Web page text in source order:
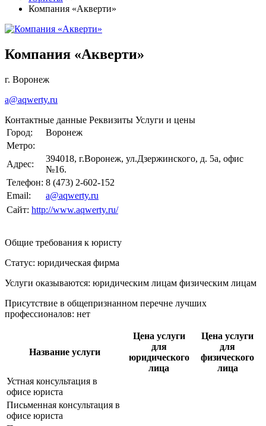
Компания «Акверти»
Компания «Акверти»
г. Воронеж
a@aqwerty.ru
Контактные данные Реквизиты Услуги и цены
Город:
Воронеж
Метро:
Адрес:
394018, г.Воронеж, ул.Дзержинского, д. 5а, офис
№16.
Телефон: 8 (473) 2-602-152
Email:
a@aqwerty.ru
Сайт: http://www.aqwerty.ru/
Общие требования к юристу
Статус: юридическая фирма
Услуги оказываются: юридическим лицам физическим лицам
Присутствие в общепризнанном перечне лучших
профессионалов: нет
Название услуги
Цена услуги
для
юридического
лица
Цена услуги
для
физического
лица
Устная консультация в
офисе юриста
Письменная консультация в
офисе юриста